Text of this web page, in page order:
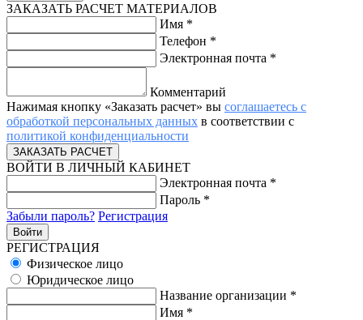
ЗАКАЗАТЬ РАСЧЕТ МАТЕРИАЛОВ
Имя *
Телефон *
Электронная почта *
Комментарий
Нажимая кнопку «Заказать расчет» вы соглашаетесь с
обработкой персональных данных в соответствии с
политикой конфиденциальности
ВОЙТИ В ЛИЧНЫЙ КАБИНЕТ
Электронная почта *
Пароль *
Забыли пароль? Регистрация
РЕГИСТРАЦИЯ
Физическое лицо
Юридическое лицо
Название организации *
Имя *